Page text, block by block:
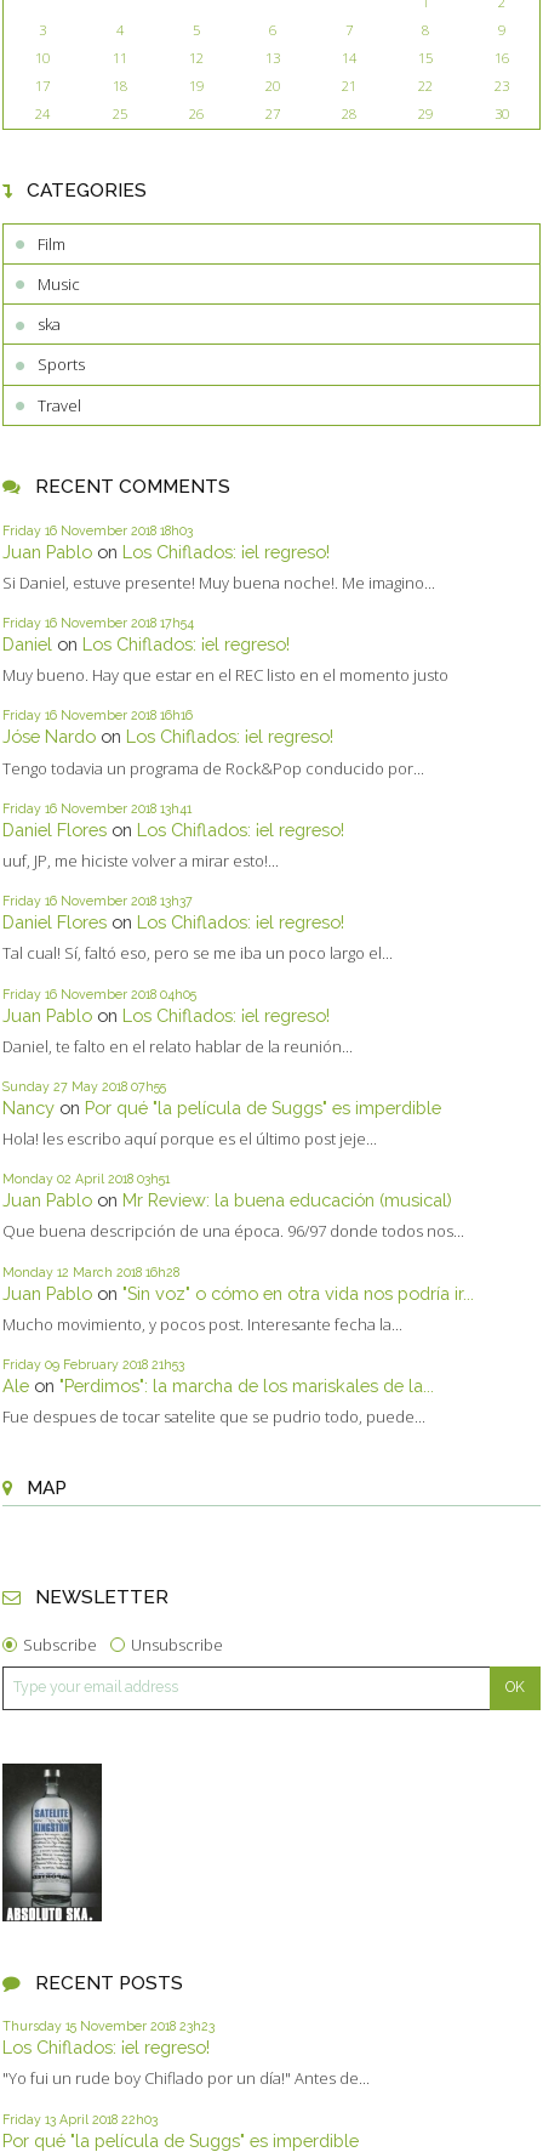
3
4 5 6 7 8
9
10
11 12 13 14 15
16
17
18 19 20 21 22
23
24
25 26 27 28 29 30
CATEGORIES
Film
Music
ska
Sports
Travel
RECENT COMMENTS
Friday 16 November 2018 18h03
Juan Pablo on Los Chiflados: ¡el regreso!
Si Daniel, estuve presente! Muy buena noche!. Me imagino...
Friday 16 November 2018 17h54
Daniel on Los Chiflados: ¡el regreso!
Muy bueno. Hay que estar en el REC listo en el momento justo
Friday 16 November 2018 16h16
Jóse Nardo on Los Chiflados: ¡el regreso!
Tengo todavia un programa de Rock&Pop conducido por...
Friday 16 November 2018 13h41
Daniel Flores on Los Chiflados: ¡el regreso!
uuf, JP, me hiciste volver a mirar esto!...
Friday 16 November 2018 13h37
Daniel Flores on Los Chiflados: ¡el regreso!
Tal cual! Sí, faltó eso, pero se me iba un poco largo el...
Friday 16 November 2018 04h05
Juan Pablo on Los Chiflados: ¡el regreso!
Daniel, te falto en el relato hablar de la reunión...
Sunday 27 May 2018 07h55
Nancy on Por qué "la película de Suggs" es imperdible
Hola! les escribo aquí porque es el último post jeje...
Monday 02 April 2018 03h51
Juan Pablo on Mr Review: la buena educación (musical)
Que buena descripción de una época. 96/97 donde todos nos...
Monday 12 March 2018 16h28
Juan Pablo on "Sin voz" o cómo en otra vida nos podría ir...
Mucho movimiento, y pocos post. Interesante fecha la...
Friday 09 February 2018 21h53
Ale on "Perdimos": la marcha de los mariskales de la...
Fue despues de tocar satelite que se pudrio todo, puede...
MAP
NEWSLETTER
Subscribe Unsubscribe
RECENT POSTS
Thursday 15 November 2018 23h23
Los Chiflados: ¡el regreso!
"Yo fui un rude boy Chiflado por un día!" Antes de...
Friday 13 April 2018 22h03
Por qué "la película de Suggs" es imperdible